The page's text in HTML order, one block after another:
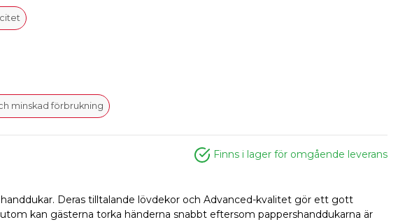
minskad förbrukning
Finns i lager för omgående leverans
Deras tilltalande lövdekor och Advanced-kvalitet gör ett gott
kan gästerna torka händerna snabbt eftersom pappershanddukarna är